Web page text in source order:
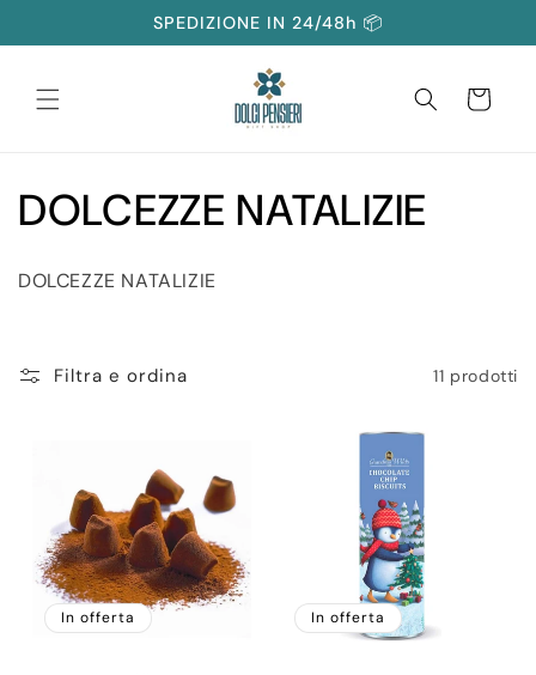
ai contenuti
SPEDIZIONE IN 24/48h 📦
Carrello
C
o
l
o
DOLCEZZE NATALIZIE
DOLCEZZE NATALIZIE
Filtra e ordina 11 prodotti
In offerta In offerta